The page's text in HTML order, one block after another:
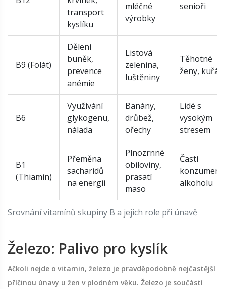
Srovnání vitamínů skupiny B a jejich role při únavě
transport
kyslíku
mléčné
výrobky
senioři
B9 (Folát)
Dělení
buněk,
prevence
anémie
Listová
zelenina,
luštěniny
Těhotné
ženy, kuřáci
B6
Využívání
glykogenu,
nálada
Banány,
drůbež,
ořechy
Lidé s
vysokým
stresem
B1
(Thiamin)
Přeměna
sacharidů
na energii
Plnozrnné
obiloviny,
prasatí
maso
Častí
konzumenti
alkoholu
Železo: Palivo pro kyslík
Ačkoli nejde o vitamin, železo je pravděpodobně nejčastější
příčinou únavy u žen v plodném věku. Železo je součástí